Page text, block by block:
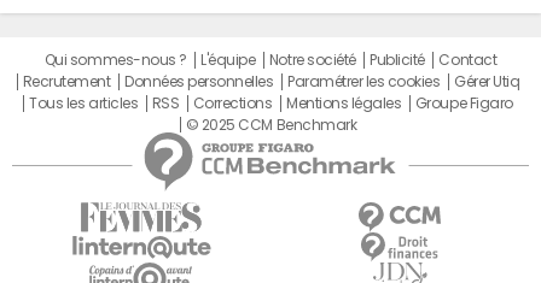
Qui sommes-nous ? L'équipe Notre société Publicité
Contact
Recrutement
Données personnelles Paramétrer les cookies
Gérer Utiq
Tous les articles
RSS Corrections Mentions légales
Groupe Figaro
© 2025 CCM Benchmark